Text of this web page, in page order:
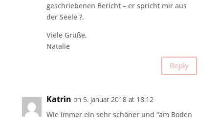
geschriebenen Bericht – er spricht mir aus
der Seele ?.
Viele Grüße,
Natalie
Reply
Katrin on 5. Januar 2018 at 18:12
Wie immer ein sehr schöner und “am Boden